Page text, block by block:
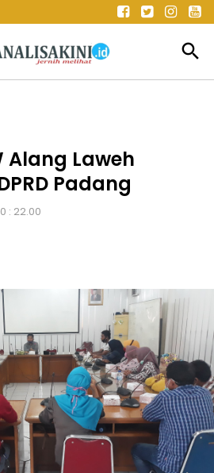
search
Alang Laweh
Padang
: 22.00